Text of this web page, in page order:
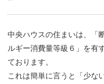
中央ハウスの住まいは、「
ルギー消費量等級６」を有
ております。
これは簡単に言うと「少な